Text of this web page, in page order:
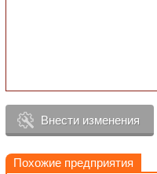
Внести изменения
Похожие предприятия